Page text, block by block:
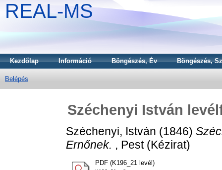
REAL-MS
Kezdőlap Információ Böngészés, Év Böngészés,
Belépés
Széchenyi István
Széchenyi, István (1846)
Ernőnek. , Pest (Kézirat)
PDF (K196_21 levél)